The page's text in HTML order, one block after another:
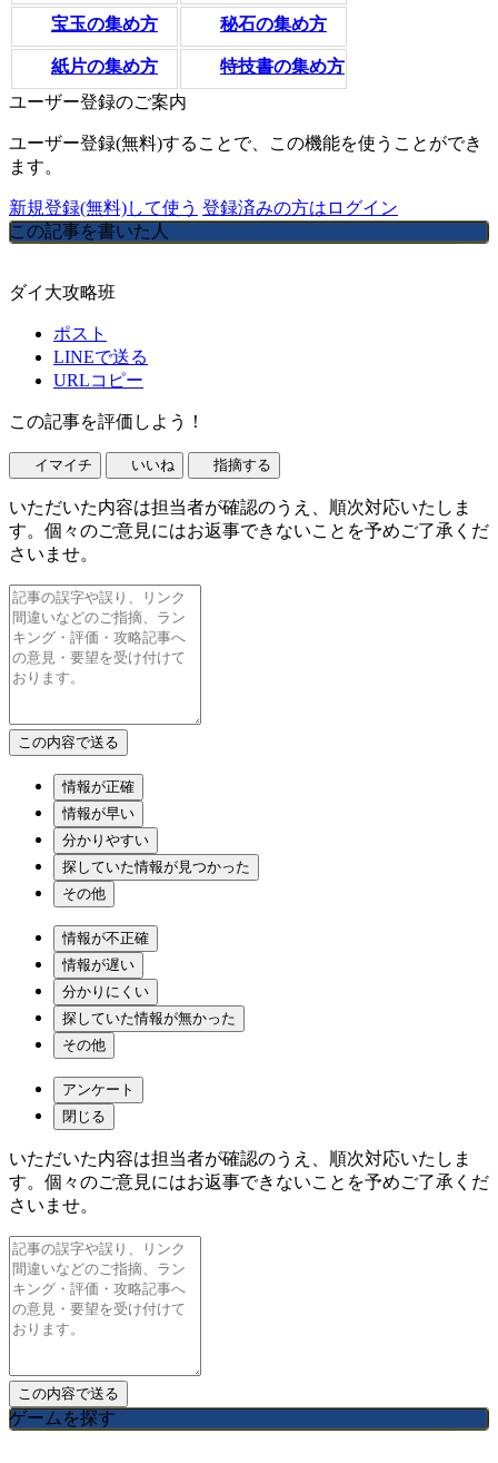
宝玉の集め方 秘石の集め方
紙片の集め方
特技書の集め方
ユーザー登録のご案内
ユーザー登録(無料)することで、この機能を使うことができ
ます。
新規登録(無料)して使う 登録済みの方はログイン
この記事を書いた人
ダイ大攻略班
ポスト
LINEで送る
URLコピー
この記事を評価しよう！
イマイチ いいね 指摘する
いただいた内容は担当者が確認のうえ、順次対応いたしま
す。個々のご意見にはお返事できないことを予めご了承くだ
さいませ。
情報が正確
情報が早い
分かりやすい
探していた情報が見つかった
その他
情報が不正確
情報が遅い
分かりにくい
探していた情報が無かった
その他
アンケート
閉じる
いただいた内容は担当者が確認のうえ、順次対応いたしま
す。個々のご意見にはお返事できないことを予めご了承くだ
さいませ。
ゲームを探す